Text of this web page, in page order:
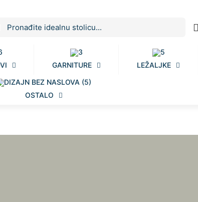
GARNITURE LEŽALJKE
OSTALO